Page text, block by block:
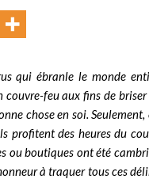
qui ébranle le monde
couvre-feu aux fins de
chose en soi.
profitent des heures du
ou boutiques ont été
à traquer tous ces